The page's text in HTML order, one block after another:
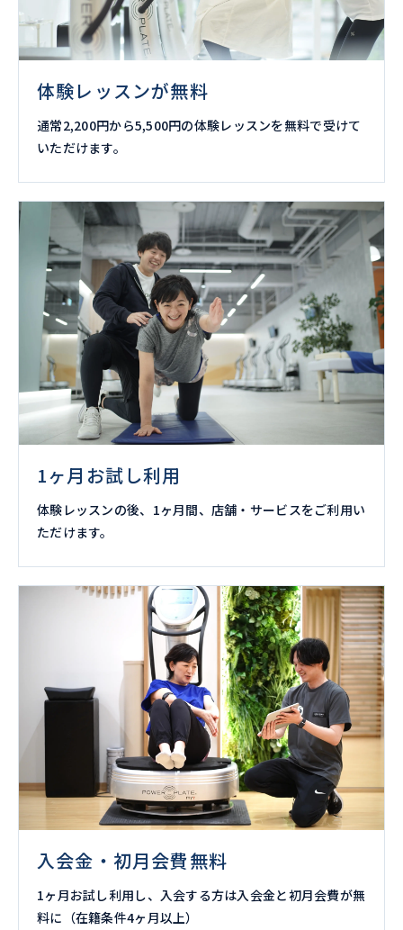
体験レッスンが無料
通常2,200円から5,500円の体験レッスンを無料で受けて
いただけます。
1ヶ月お試し利用
体験レッスンの後、1ヶ月間、店舗・サービスをご利用い
ただけます。
入会金・初月会費無料
1ヶ月お試し利用し、入会する方は入会金と初月会費が無
料に（在籍条件4ヶ月以上）